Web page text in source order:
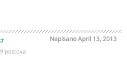
NapisanoApril 13, 2013
postova